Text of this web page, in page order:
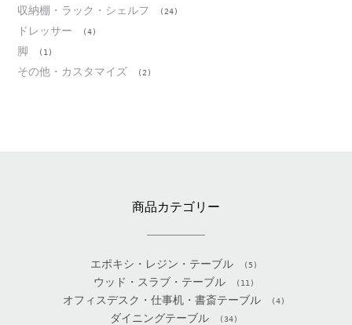
収納棚・ラック・シェルフ (24)
ドレッサー (4)
脚 (1)
その他・カスタマイズ (2)
商品カテゴリー
エポキシ・レジン・テーブル (5)
ウッド・スラブ・テーブル (11)
オフィスデスク・仕事机・書斎テーブル (4)
ダイニングテーブル (34)